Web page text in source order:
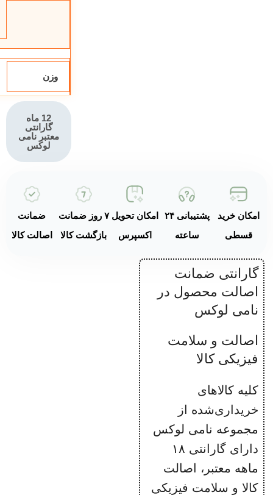
وزن
12 ماه
گارانتی
معتبر نامی
لوکس
امکان خرید
قسطی
پشتیبانی ۲۴
ساعته
امکان تحویل
اکسپرس
۷ روز ضمانت
بازگشت کالا
ضمانت
اصالت کالا
گارانتی ضمانت
اصالت محصول در
نامی لوکس
اصالت و سلامت
فیزیکی کالا
کلیه کالاهای
خریداری‌شده از
مجموعه نامی لوکس
دارای گارانتی ۱۸
ماهه معتبر، اصالت
کالا و سلامت فیزیکی